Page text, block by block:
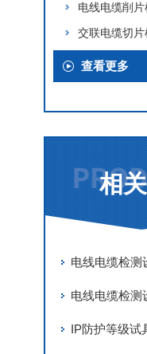
电线电缆削片
交联电缆切片
查看更多
相
电线电缆检测
电线电缆检测